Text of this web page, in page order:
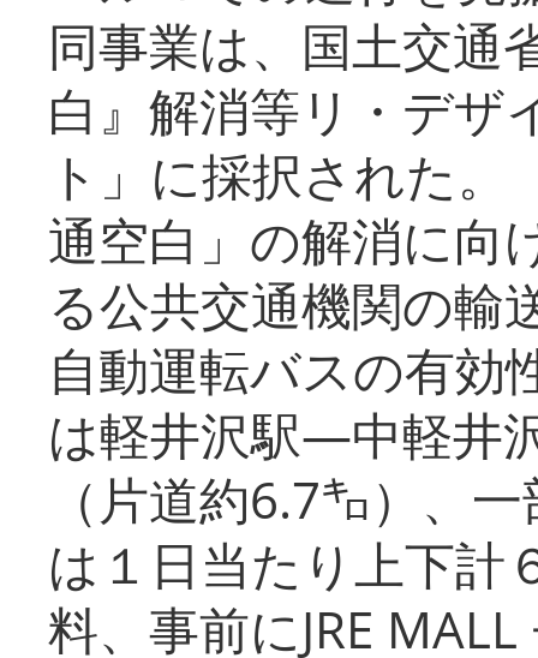
同事業は、国土交通
白』解消等リ・デザ
ト」に採択された
通空白」の解消に向
る公共交通機関の輸
自動運転バスの有効
は軽井沢駅―中軽井
（片道約6.7㌔）、
は１日当たり上下計
料、事前にJRE